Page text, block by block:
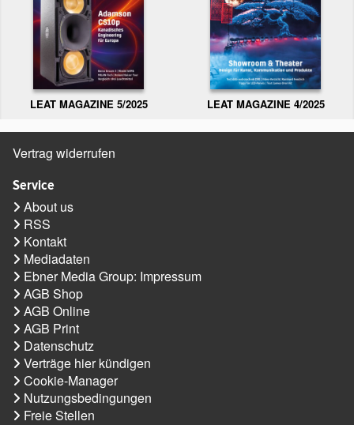
LEAT MAGAZINE 5/2025 LEAT MAGAZINE 4/2025
Vertrag widerrufen
Service
About us
RSS
Kontakt
Mediadaten
Ebner Media Group: Impressum
AGB Shop
AGB Online
AGB Print
Datenschutz
Verträge hier kündigen
Cookie-Manager
Nutzungsbedingungen
Freie Stellen